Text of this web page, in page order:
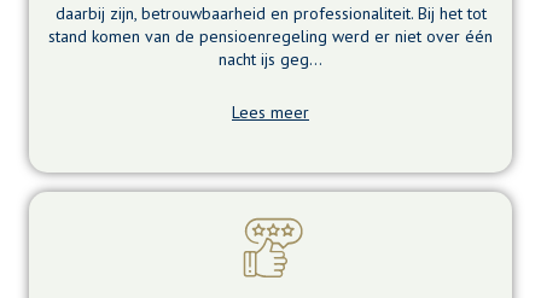
daarbij zijn, betrouwbaarheid en professionaliteit. Bij het tot
stand komen van de pensioenregeling werd er niet over één
nacht ijs geg…
Lees meer